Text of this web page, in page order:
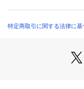
店舗にお問い合わせの
商品番号：
特定商取引に関する法律に基